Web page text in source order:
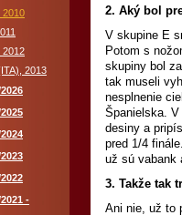
2. Aký bol
V skupine E
Potom s
skupiny bol
tak museli
nesplnenie
Španielska.
desiny a
pred 1/4
už sú vabank
3. Takže tak
Ani nie, už to
2010
2012
2013
-